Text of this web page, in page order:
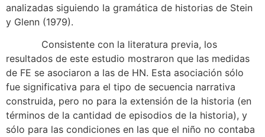
analizadas siguiendo la gramática de historias de Stein
y Glenn (1979).
Consistente con la literatura previa, los
resultados de este estudio mostraron que las medidas
de FE se asociaron a las de HN. Esta asociación sólo
fue significativa para el tipo de secuencia narrativa
construida, pero no para la extensión de la historia (en
términos de la cantidad de episodios de la historia), y
sólo para las condiciones en las que el niño no contaba